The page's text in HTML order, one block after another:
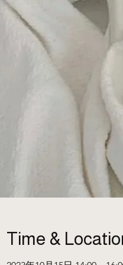
Time &